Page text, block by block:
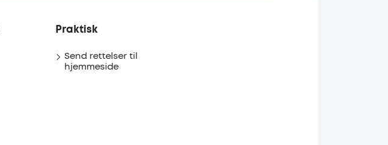
Praktisk
Send rettelser til
hjemmeside